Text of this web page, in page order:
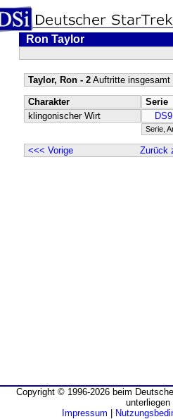
Ron Taylor
Taylor, Ron - 2Auftritte insgesamt
Charakter Serie
klingonischer Wirt
DS9
Serie,
<<< Vorige Zurück
Copyright © 1996-2026 beim
unterliegen
Impressum